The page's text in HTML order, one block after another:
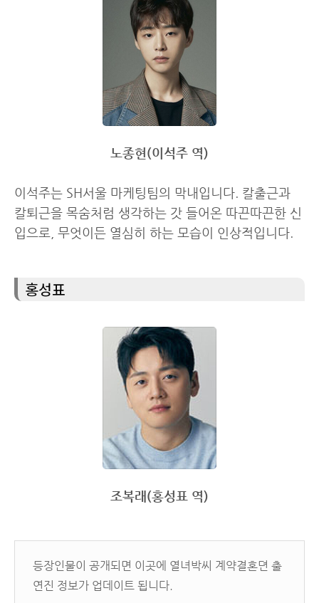
노종현(이석주 역)
이석주는 SH서울 마케팅팀의 막내입니다. 칼출근과
칼퇴근을 목숨처럼 생각하는 갓 들어온 따끈따끈한 신
입으로, 무엇이든 열심히 하는 모습이 인상적입니다.
홍성표
조복래(홍성표 역)
등장인물이 공개되면 이곳에 열녀박씨 계약결혼뎐 출
연진 정보가 업데이트 됩니다.